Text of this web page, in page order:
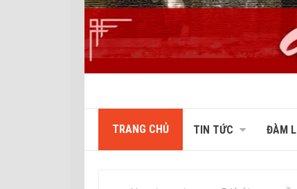
TRANG CHỦ TIN TỨC ĐÀM